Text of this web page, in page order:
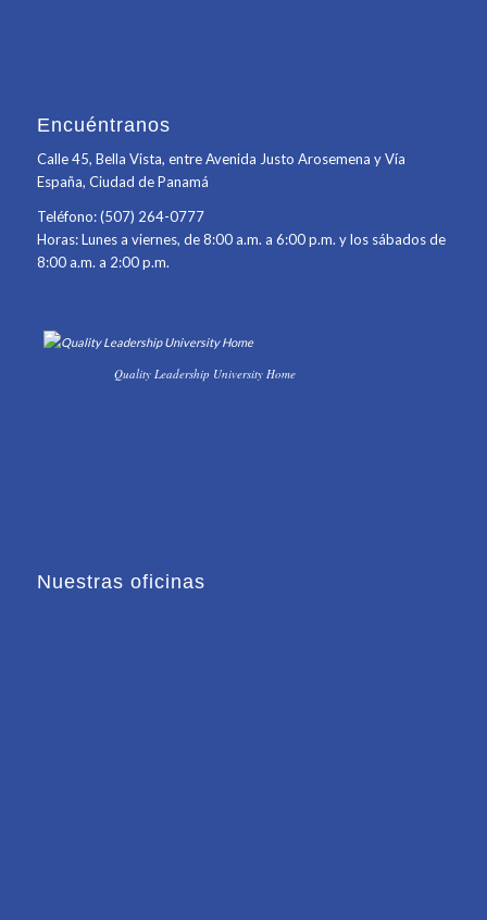
Encuéntranos
Calle 45, Bella Vista, entre Avenida Justo Arosemena y Vía
España, Ciudad de Panamá
Teléfono: (507) 264-0777
Horas: Lunes a viernes, de 8:00 a.m. a 6:00 p.m. y los sábados de
8:00 a.m. a 2:00 p.m.
Quality Leadership University Home
Nuestras oficinas